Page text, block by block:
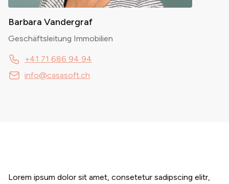
Barbara Vandergraf
Geschäftsleitung Immobilien
+41 71 686 94 94
info@casasoft.ch
Lorem ipsum dolor sit amet, consetetur sadipscing elitr,